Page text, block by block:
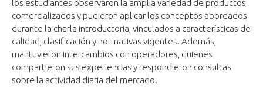
los estudiantes observaron la amplia variedad de productos
comercializados y pudieron aplicar los conceptos abordados
durante la charla introductoria, vinculados a características de
calidad, clasificación y normativas vigentes. Además,
mantuvieron intercambios con operadores, quienes
compartieron sus experiencias y respondieron consultas
sobre la actividad diaria del mercado.